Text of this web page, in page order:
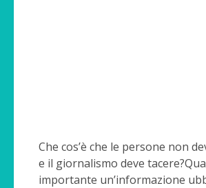
Che cos’è che le persone non
e il giornalismo deve
importante un’informazione